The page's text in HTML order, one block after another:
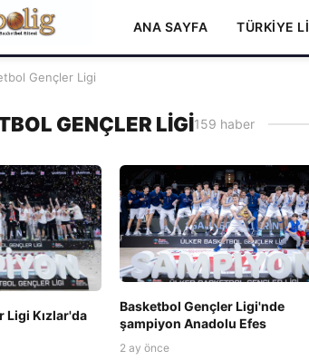
ANA SAYFA TÜRKİYE
Gençler Ligi
GENÇLER LIGI159 haber
Ligi Kızlar'da
Basketbol Gençler Ligi'nde
şampiyon Anadolu Efes
2 ay önce